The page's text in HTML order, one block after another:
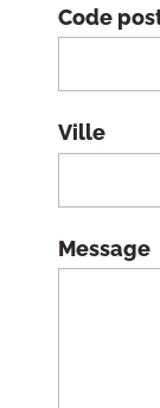
Code
Ville
Message